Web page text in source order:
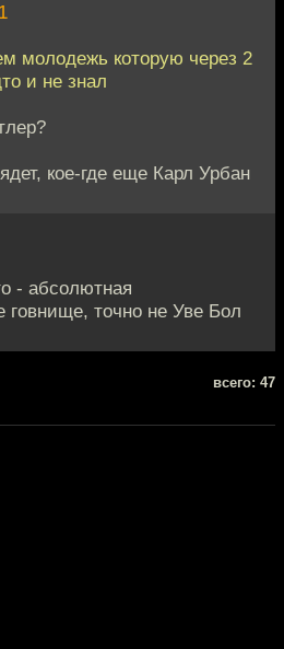
молодежь которую через 2
и не знал
кое-где еще Карл Урбан
- абсолютная
говнище, точно не Уве Бол
всего: 47